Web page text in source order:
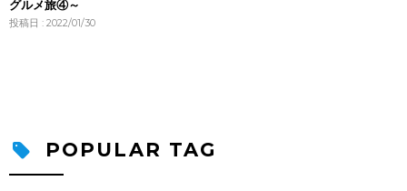
グルメ旅④～
投稿日 : 2022/01/30
POPULAR TAG